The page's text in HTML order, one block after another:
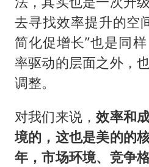
去寻找效率提升的空
简化促增长”也是同
率驱动的层面之外，
调整。
对我们来说，效率和
境的，这也是美的的
年，市场环境、竞争